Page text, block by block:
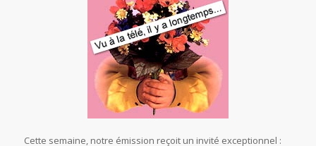
Cette semaine, notre émission reçoit un invité exceptionnel :